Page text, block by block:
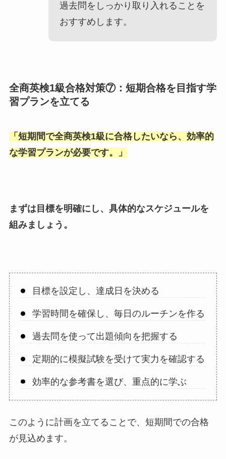
過去問をしっかり取り入れることを
おすすめします。
全商英検1級合格対策⑦：短期合格を目指す学
習プランを立てる
「 短期間で全商英検1級に合格したいなら、効率的
な学習プランが必要です。
」
まずは目標を明確にし、具体的なスケジュールを
組みましょう。
目標を設定し、達成日を決める
学習時間を確保し、毎日のルーチンを作る
過去問を使って出題傾向を把握する
定期的に模擬試験を受けて実力を確認する
効率的な参考書を選び、重点的に学ぶ
このように計画を立てることで、短期間での合格
が見込めます。